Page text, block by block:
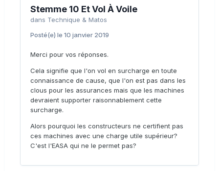
Stemme 10 Et Vol À Voile
dans Technique & Matos
Posté(e) le 10 janvier 2019
Merci pour vos réponses.
Cela signifie que l'on vol en surcharge en toute
connaissance de cause, que l'on est pas dans les
clous pour les assurances mais que les machines
devraient supporter raisonnablement cette
surcharge.
Alors pourquoi les constructeurs ne certifient pas
ces machines avec une charge utile supérieur?
C'est l'EASA qui ne le permet pas?